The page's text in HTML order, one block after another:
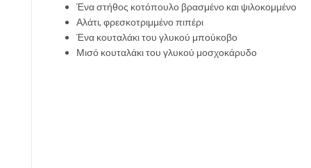
Ένα στήθος κοτόπουλο βρασμένο και ψιλοκομμένο
Αλάτι, φρεσκοτριμμένο πιπέρι
Ένα κουταλάκι του γλυκού μπούκοβο
Μισό κουταλάκι του γλυκού μοσχοκάρυδο